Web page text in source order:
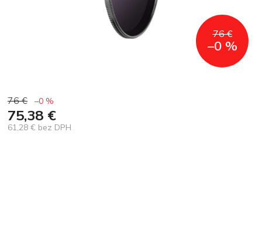
76 €
–0 %
76 € –0 %
75,38 €
61,28 € bez DPH